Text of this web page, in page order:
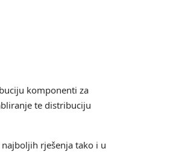
komponenti za
te distribuciju
rješenja tako i u